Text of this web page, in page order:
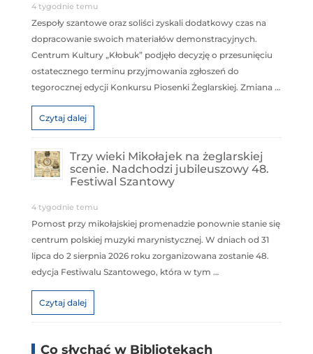
4 tygodnie temu
Zespoły szantowe oraz soliści zyskali dodatkowy czas na
dopracowanie swoich materiałów demonstracyjnych.
Centrum Kultury „Kłobuk” podjęło decyzję o przesunięciu
ostatecznego terminu przyjmowania zgłoszeń do
tegorocznej edycji Konkursu Piosenki Żeglarskiej. Zmiana …
Czytaj dalej
Trzy wieki Mikołajek na żeglarskiej
scenie. Nadchodzi jubileuszowy 48.
Festiwal Szantowy
4 tygodnie temu
Pomost przy mikołajskiej promenadzie ponownie stanie się
centrum polskiej muzyki marynistycznej. W dniach od 31
lipca do 2 sierpnia 2026 roku zorganizowana zostanie 48.
edycja Festiwalu Szantowego, która w tym …
Czytaj dalej
Co słychać w Bibliotekach